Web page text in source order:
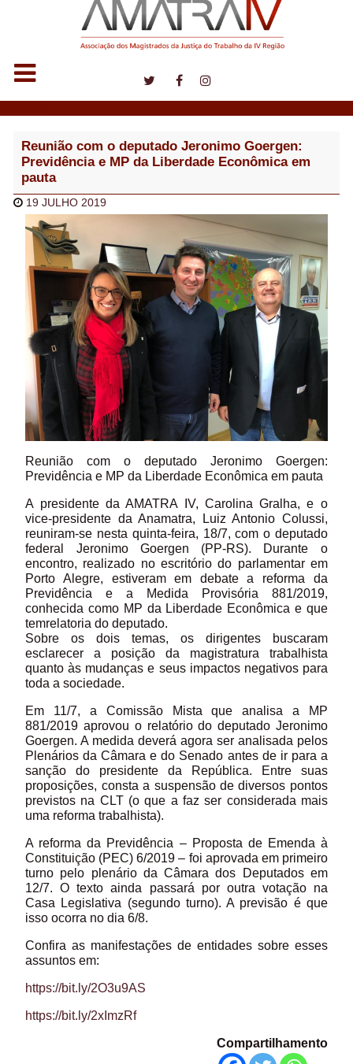
Reunião com o deputado Jeronimo Goergen:
Previdência e MP da Liberdade Econômica em
pauta
19 JULHO 2019
Reunião com o deputado Jeronimo Goergen:
Previdência e MP da Liberdade Econômica em pauta
A presidente da AMATRA IV, Carolina Gralha, e o
vice-presidente da Anamatra, Luiz Antonio Colussi,
reuniram-se nesta quinta-feira, 18/7, com o deputado
federal Jeronimo Goergen (PP-RS). Durante o
encontro, realizado no escritório do parlamentar em
Porto Alegre, estiveram em debate a reforma da
Previdência e a Medida Provisória 881/2019,
conhecida como MP da Liberdade Econômica e que
temrelatoria do deputado.
Sobre os dois temas, os dirigentes buscaram
esclarecer a posição da magistratura trabalhista
quanto às mudanças e seus impactos negativos para
toda a sociedade.
Em 11/7, a Comissão Mista que analisa a MP
881/2019 aprovou o relatório do deputado Jeronimo
Goergen. A medida deverá agora ser analisada pelos
Plenários da Câmara e do Senado antes de ir para a
sanção do presidente da República. Entre suas
proposições, consta a suspensão de diversos pontos
previstos na CLT (o que a faz ser considerada mais
uma reforma trabalhista).
A reforma da Previdência – Proposta de Emenda à
Constituição (PEC) 6/2019 – foi aprovada em primeiro
turno pelo plenário da Câmara dos Deputados em
12/7. O texto ainda passará por outra votação na
Casa Legislativa (segundo turno). A previsão é que
isso ocorra no dia 6/8.
Confira as manifestações de entidades sobre esses
assuntos em:
https://bit.ly/2O3u9AS
https://bit.ly/2xImzRf
Compartilhamento